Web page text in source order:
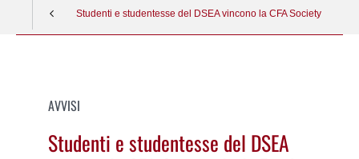
Studenti e studentesse del DSEA vincono la CFA Society Italy
AVVISI
Studenti e studentesse del DSEA